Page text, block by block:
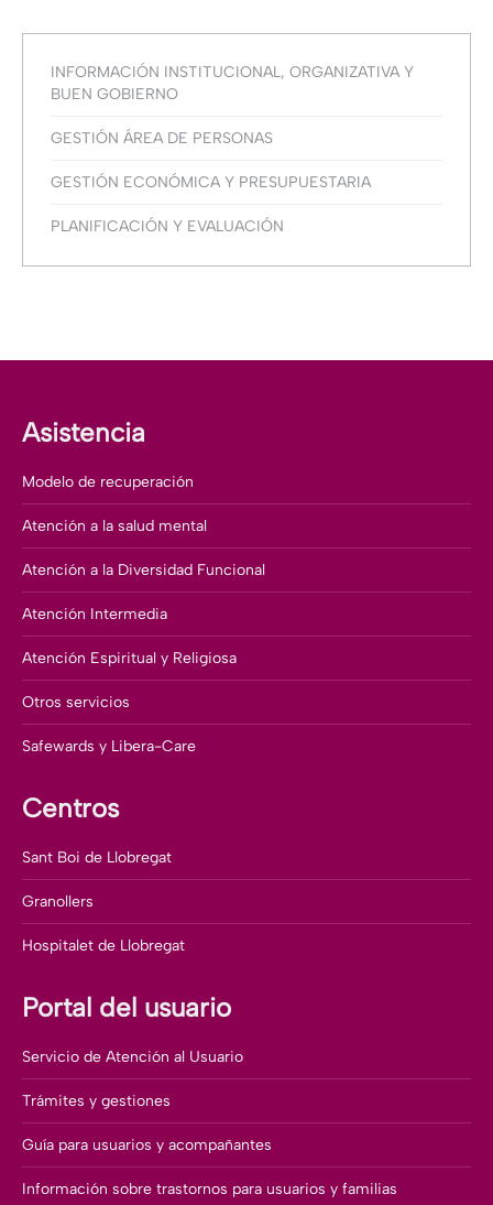
INFORMACIÓN INSTITUCIONAL, ORGANIZATIVA Y
BUEN GOBIERNO
GESTIÓN ÁREA DE PERSONAS
GESTIÓN ECONÓMICA Y PRESUPUESTARIA
PLANIFICACIÓN Y EVALUACIÓN
Asistencia
Modelo de recuperación
Atención a la salud mental
Atención a la Diversidad Funcional
Atención Intermedia
Atención Espiritual y Religiosa
Otros servicios
Safewards y Libera-Care
Centros
Sant Boi de Llobregat
Granollers
Hospitalet de Llobregat
Portal del usuario
Servicio de Atención al Usuario
Trámites y gestiones
Guía para usuarios y acompañantes
Información sobre trastornos para usuarios y familias